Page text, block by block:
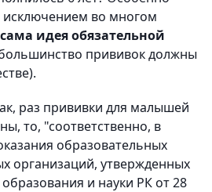
исключением во многом
идея обязательной
прививок должны
раз прививки для малышей
то, "соответственно, в
образовательных
организаций, утвержденных
и науки РК от 28